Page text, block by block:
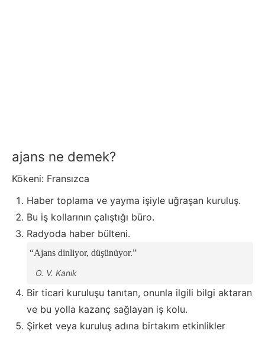
ajans ne demek?
Kökeni: Fransızca
Haber toplama ve yayma işiyle uğraşan kuruluş.
Bu iş kollarının çalıştığı büro.
Radyoda haber bülteni.
Ajans dinliyor, düşünüyor.
O. V. Kanık
Bir ticari kuruluşu tanıtan, onunla ilgili bilgi aktaran
ve bu yolla kazanç sağlayan iş kolu.
Şirket veya kuruluş adına birtakım etkinlikler